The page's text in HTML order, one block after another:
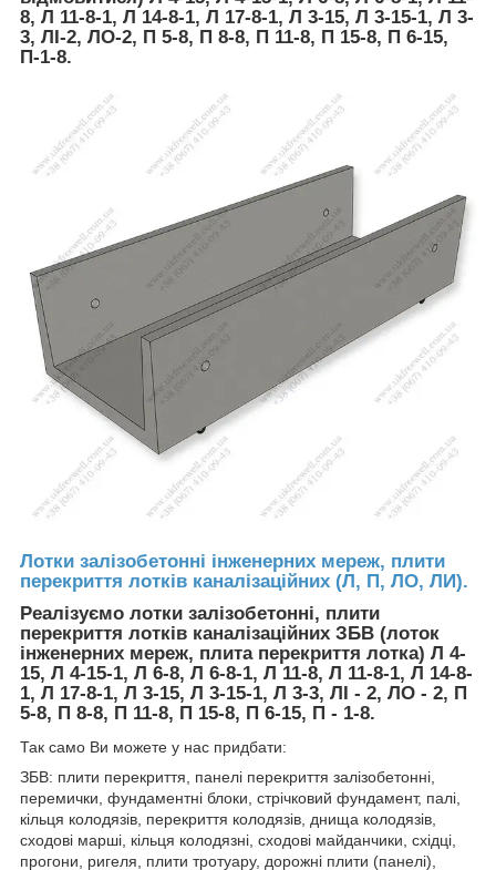
8, Л 11-8-1, Л 14-8-1, Л 17-8-1, Л 3-15, Л 3-15-1, Л 3-
3, ЛІ-2, ЛО-2, П 5-8, П 8-8, П 11-8, П 15-8, П 6-15,
П-1-8.
Лотки залізобетонні інженерних мереж, плити
перекриття лотків каналізаційних (Л, П, ЛО, ЛИ).
Реалізуємо лотки залізобетонні, плити
перекриття лотків каналізаційних ЗБВ (лоток
інженерних мереж, плита перекриття лотка) Л 4-
15, Л 4-15-1, Л 6-8, Л 6-8-1, Л 11-8, Л 11-8-1, Л 14-8-
1, Л 17-8-1, Л 3-15, Л 3-15-1, Л 3-3, ЛІ - 2, ЛО - 2, П
5-8, П 8-8, П 11-8, П 15-8, П 6-15, П - 1-8.
Так само Ви можете у нас придбати:
ЗБВ: плити перекриття, панелі перекриття залізобетонні,
перемички, фундаментні блоки, стрічковий фундамент, палі,
кільця колодязів, перекриття колодязів, днища колодязів,
сходові марші, кільця колодязні, сходові майданчики, східці,
прогони, ригеля, плити тротуару, дорожні плити (панелі),